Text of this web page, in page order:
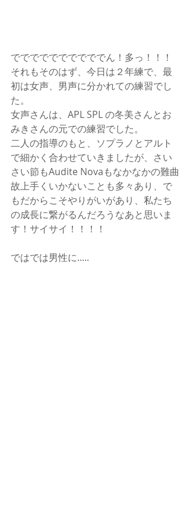
ででででででででででん！多っ！！！
それもそのはず、今日は２年練で、最
初は女声、男声に分かれての練習でし
た。
女声さんは、APL SPL の冬美さんとお
みきさんの元での練習でした。
二人の指導のもと、ソプラノとアルト
で細かく合わせていきましたが、さい
さい節もAudite Novaもなかなかの難曲
故上手くいかないことも多々あり、で
もだからこそやりがいがあり、私たち
の成長に繋がるんだろうなあと思いま
す！サイサイ！！！！
ではでは男性に.....